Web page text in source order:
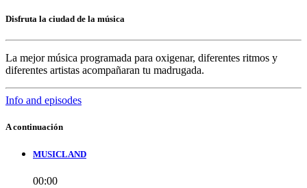
Disfruta la ciudad de la música
La mejor música programada para oxigenar, diferentes ritmos y
diferentes artistas acompañaran tu madrugada.
Info and episodes
A continuación
MUSICLAND
00:00